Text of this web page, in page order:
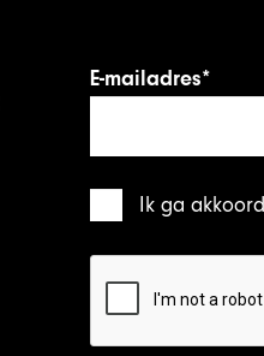
E-mailadres*
Ik ga akkoord